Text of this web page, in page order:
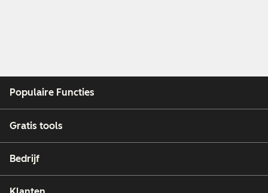
Populaire Functies
Gratis tools
Bedrijf